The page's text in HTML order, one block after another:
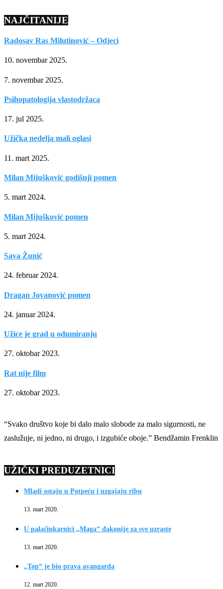
NAJČITANIJE
Radosav Ras Milutinović – Odjeci
10. novembar 2025.
7. novembar 2025.
Psihopatologija vlastodržaca
17. jul 2025.
Užička nedelja mali oglasi
11. mart 2025.
Milan Mijušković godišnji pomen
5. mart 2024.
Milan Mijušković pomen
5. mart 2024.
Sava Žunić
24. februar 2024.
Dragan Jovanović pomen
24. januar 2024.
Užice je grad u odumiranju
27. oktobar 2023.
Rat nije film
27. oktobar 2023.
“Svako društvo koje bi dalo malo slobode za malo sigurnosti, ne
zaslužuje, ni jedno, ni drugo, i izgubiće oboje.” Bendžamin Frenklin
UŽIČKI PREDUZETNICI
Mladi ostaju u Potpeću i uzgajaju ribu
13. mart 2020.
U palačinkarnici „Maga“ đakonije za sve uzraste
13. mart 2020.
„Top“ je bio prava avangarda
12. mart 2020.